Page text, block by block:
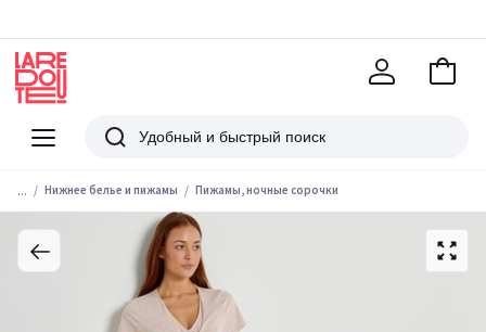
Меню
Redoute
Поиск
В
... Нижнее белье и пижамы Пижамы, ночные сорочки